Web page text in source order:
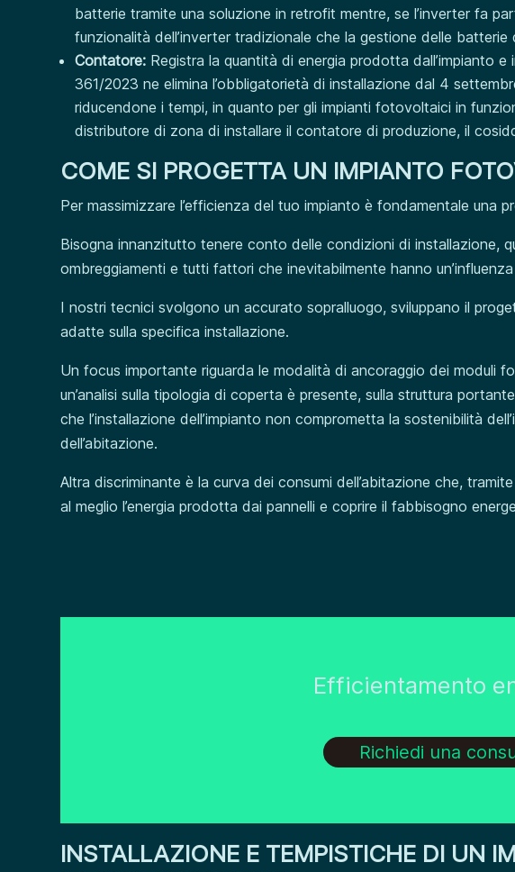
batterie tramite una soluzione in retrofit mentre, se l’inverter fa
funzionalità dell’inverter tradizionale che la gestione delle batterie
Contatore: Registra la quantità di energia prodotta dall’impianto
361/2023 ne elimina l’obbligatorietà di installazione dal 4
riducendone i tempi, in quanto per gli impianti fotovoltaici in
distributore di zona di installare il contatore di produzione, il
COME SI PROGETTA UN IMPIANTO
Per massimizzare l’efficienza del tuo impianto è fondamentale una
Bisogna innanzitutto tenere conto delle condizioni di installazione,
ombreggiamenti e tutti fattori che inevitabilmente hanno
I nostri tecnici svolgono un accurato sopralluogo, sviluppano il
adatte sulla specifica installazione.
Un focus importante riguarda le modalità di ancoraggio dei moduli
un’analisi sulla tipologia di coperta è presente, sulla struttura
che l’installazione dell’impianto non comprometta la sostenibilità
dell’abitazione.
Altra discriminante è la curva dei consumi dell’abitazione che,
al meglio l’energia prodotta dai pannelli e coprire il fabbisogno
Efficientamento
Richiedi una
INSTALLAZIONE E TEMPISTICHE DI UN